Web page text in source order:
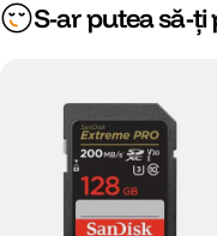
S-ar putea să-ți